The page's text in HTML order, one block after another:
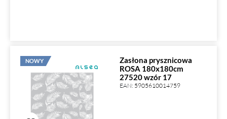
NOWY
Zasłona prysznicowa
ROSA 180x180cm
27520 wzór 17
EAN: 5905610014759